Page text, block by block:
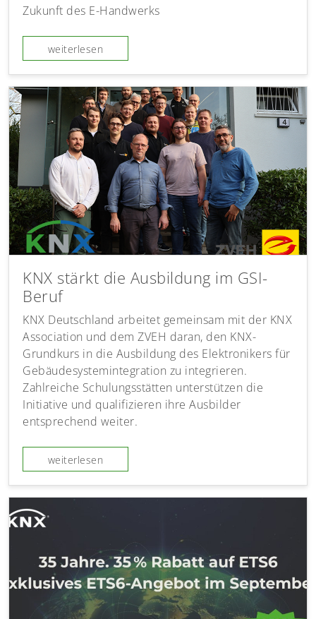
Zukunft des E-Handwerks
weiterlesen
KNX stärkt die Ausbildung im GSI-
Beruf
KNX Deutschland arbeitet gemeinsam mit der KNX
Association und dem ZVEH daran, den KNX-
Grundkurs in die Ausbildung des Elektronikers für
Gebäudesystemintegration zu integrieren.
Zahlreiche Schulungsstätten unterstützen die
Initiative und qualifizieren ihre Ausbilder
entsprechend weiter.
weiterlesen